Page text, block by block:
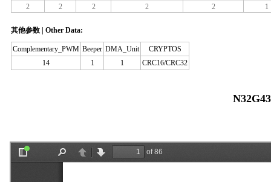
2
2 2 2 2 1
其他参数 | Other Data:
Complementary_PWM Beeper DMA_Unit
CRYPTOS
14
1 1 CRC16/CRC32